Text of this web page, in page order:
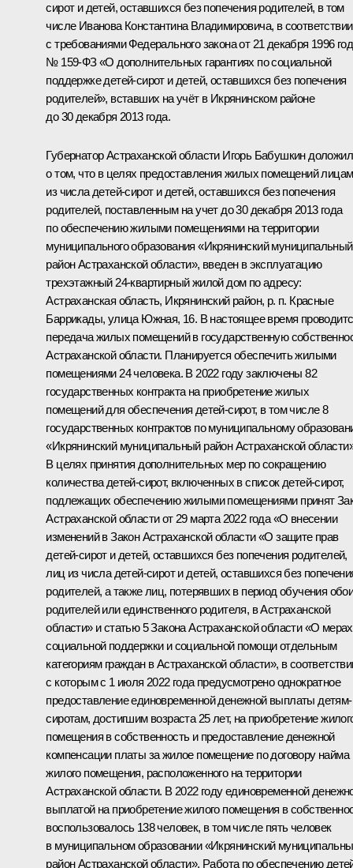
сирот и детей, оставшихся без попечения родителей, в том
числе Иванова Константина Владимировича, в соответствии
с требованиями Федерального закона от 21 декабря 1996
№ 159-ФЗ «О дополнительных гарантиях по социальной
поддержке детей-сирот и детей, оставшихся без попечения
родителей», вставших на учёт в Икрянинском районе
до 30 декабря 2013 года.
Губернатор Астраханской области Игорь Бабушкин доложил
о том, что в целях предоставления жилых помещений лицам
из числа детей-сирот и детей, оставшихся без попечения
родителей, поставленным на учет до 30 декабря 2013 года
по обеспечению жилыми помещениями на территории
муниципального образования «Икрянинский муниципальный
район Астраханской области», введен в эксплуатацию
трехэтажный 24-квартирный жилой дом по адресу:
Астраханская область, Икрянинский район, р. п. Красные
Баррикады, улица Южная, 16. В настоящее время
передача жилых помещений в государственную
Астраханской области. Планируется обеспечить жилыми
помещениями 24 человека. В 2022 году заключены 82
государственных контракта на приобретение жилых
помещений для обеспечения детей-сирот, в том числе 8
государственных контрактов по муниципальному
«Икрянинский муниципальный район Астраханской
В целях принятия дополнительных мер по сокращению
количества детей-сирот, включенных в список детей-сирот,
подлежащих обеспечению жилыми помещениями принят
Астраханской области от 29 марта 2022 года «О внесении
изменений в Закон Астраханской области «О защите прав
детей-сирот и детей, оставшихся без попечения родителей,
лиц из числа детей-сирот и детей, оставшихся без
родителей, а также лиц, потерявших в период обучения
родителей или единственного родителя, в Астраханской
области» и статью 5 Закона Астраханской области «О мерах
социальной поддержки и социальной помощи отдельным
категориям граждан в Астраханской области», в
с которым с 1 июля 2022 года предусмотрено однократное
предоставление единовременной денежной выплаты детям-
сиротам, достигшим возраста 25 лет, на приобретение
помещения в собственность и предоставление денежной
компенсации платы за жилое помещение по договору найма
жилого помещения, расположенного на территории
Астраханской области. В 2022 году единовременной
выплатой на приобретение жилого помещения в
воспользовалось 138 человек, в том числе пять человек
в муниципальном образовании «Икрянинский
район Астраханской области». Работа по обеспечению